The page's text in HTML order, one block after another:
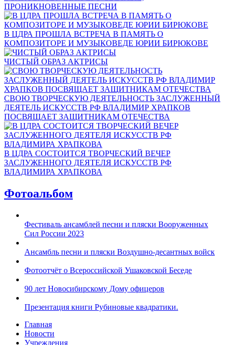
ПРОНИКНОВЕННЫЕ ПЕСНИ
В ЦДРА ПРОШЛА ВСТРЕЧА В ПАМЯТЬ О
КОМПОЗИТОРЕ И МУЗЫКОВЕДЕ ЮРИИ БИРЮКОВЕ
ЧИСТЫЙ ОБРАЗ АКТРИСЫ
СВОЮ ТВОРЧЕСКУЮ ДЕЯТЕЛЬНОСТЬ ЗАСЛУЖЕННЫЙ
ДЕЯТЕЛЬ ИСКУССТВ РФ ВЛАДИМИР ХРАПКОВ
ПОСВЯЩАЕТ ЗАЩИТНИКАМ ОТЕЧЕСТВА
В ЦДРА СОСТОИТСЯ ТВОРЧЕСКИЙ ВЕЧЕР
ЗАСЛУЖЕННОГО ДЕЯТЕЛЯ ИСКУССТВ РФ
ВЛАДИМИРА ХРАПКОВА
Фотоальбом
Фестиваль ансамблей песни и пляски Вооруженных
Сил России 2023
Ансамбль песни и пляски Воздушно-десантных войск
Фотоотчёт о Всероссийской Ушаковской Беседе
90 лет Новосибирскому Дому офицеров
Презентация книги Рубиновые квадратики.
Главная
Новости
Учреждения